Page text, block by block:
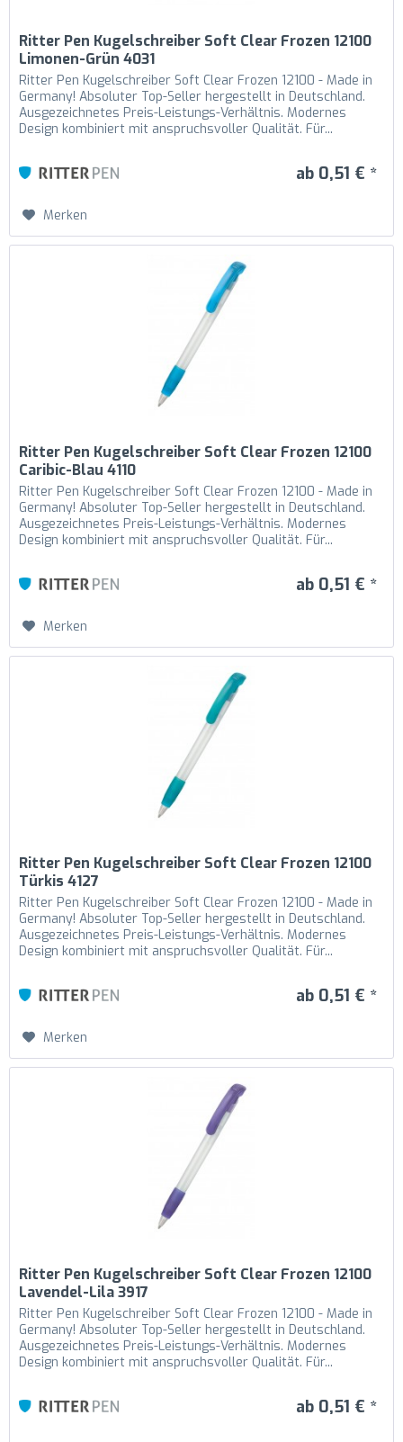
Ritter Pen Kugelschreiber Soft Clear Frozen 12100
Limonen-Grün 4031
Ritter Pen Kugelschreiber Soft Clear Frozen 12100 - Made in
Germany! Absoluter Top-Seller hergestellt in Deutschland.
Ausgezeichnetes Preis-Leistungs-Verhältnis. Modernes
Design kombiniert mit anspruchsvoller Qualität. Für...
ab 0,51 € *
Merken
Ritter Pen Kugelschreiber Soft Clear Frozen 12100
Caribic-Blau 4110
Ritter Pen Kugelschreiber Soft Clear Frozen 12100 - Made in
Germany! Absoluter Top-Seller hergestellt in Deutschland.
Ausgezeichnetes Preis-Leistungs-Verhältnis. Modernes
Design kombiniert mit anspruchsvoller Qualität. Für...
ab 0,51 € *
Merken
Ritter Pen Kugelschreiber Soft Clear Frozen 12100
Türkis 4127
Ritter Pen Kugelschreiber Soft Clear Frozen 12100 - Made in
Germany! Absoluter Top-Seller hergestellt in Deutschland.
Ausgezeichnetes Preis-Leistungs-Verhältnis. Modernes
Design kombiniert mit anspruchsvoller Qualität. Für...
ab 0,51 € *
Merken
Ritter Pen Kugelschreiber Soft Clear Frozen 12100
Lavendel-Lila 3917
Ritter Pen Kugelschreiber Soft Clear Frozen 12100 - Made in
Germany! Absoluter Top-Seller hergestellt in Deutschland.
Ausgezeichnetes Preis-Leistungs-Verhältnis. Modernes
Design kombiniert mit anspruchsvoller Qualität. Für...
ab 0,51 € *